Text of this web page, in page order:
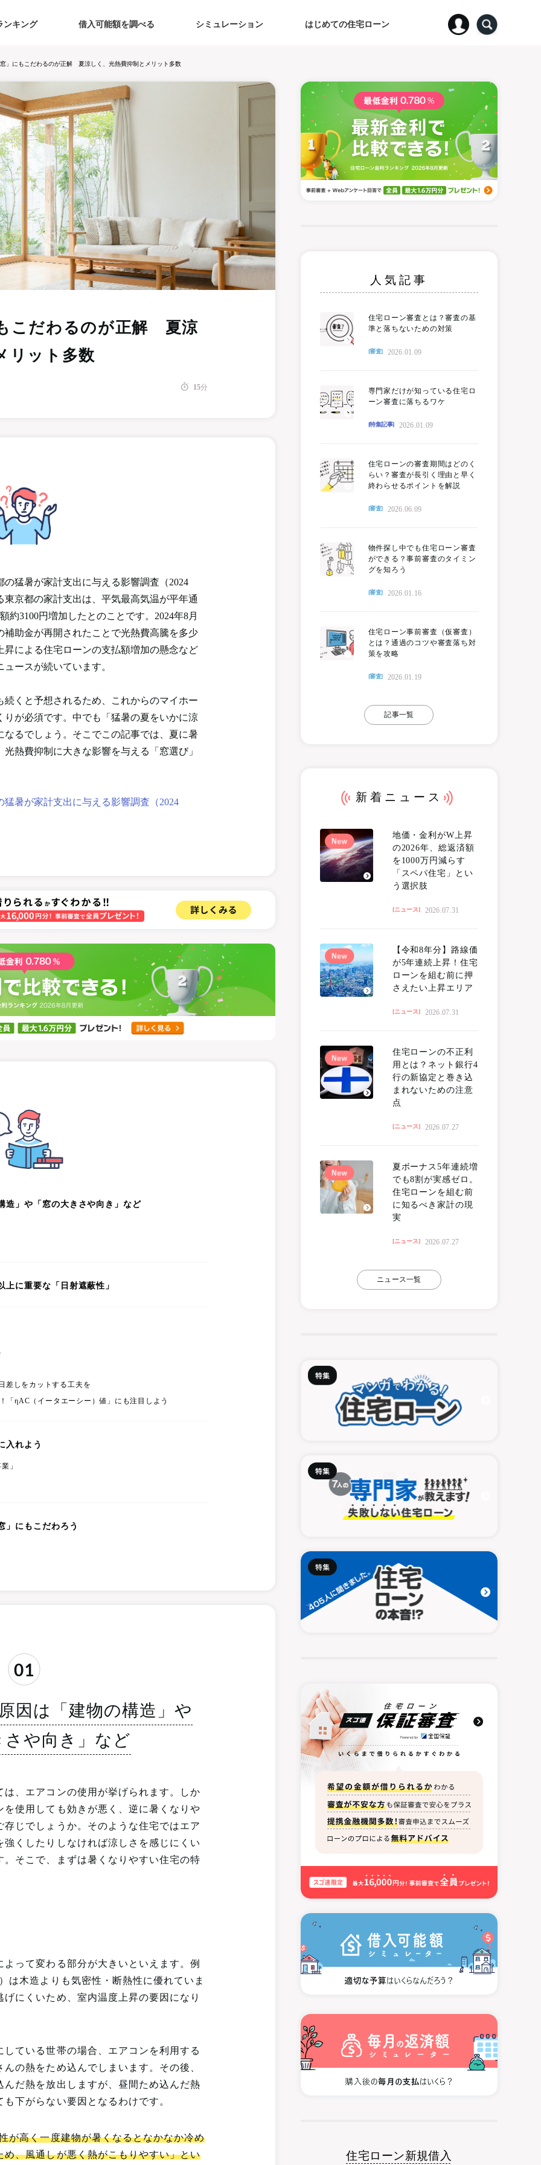
ンキング 借入可能額を調べる シミュレーション はじめての住宅ローン
」にもこだわるのが正解 夏涼しく、光熱費抑制とメリット多数
こだわるのが正解 夏涼
リット多数
15分
猛暑が家計支出に与える影響調査（2024
京都の家計支出は、平気最高気温が平年通
約3100円増加したとのことです。2024年8月
助金が再開されたことで光熱費高騰を多少
による住宅ローンの支払額増加の懸念など
ースが続いています。
くと予想されるため、これからのマイホー
が必須です。中でも「猛暑の夏をいかに涼
るでしょう。そこでこの記事では、夏に暑
熱費抑制に大きな影響を与える「窓選び」
暑が家計支出に与える影響調査（2024
造」や「窓の大きさや向き」など
に重要な「日射遮蔽性」
差しをカットする工夫を
「ηAC（イータエーシー）値」にも注目しよう
入れよう
」
」にもこだわろう
01
因は「建物の構造」や
さや向き」など
、エアコンの使用が挙げられます。しか
使用しても効きが悪く、逆に暑くなりや
じでしょうか。そのような住宅ではエア
くしたりしなければ涼しさを感じにくい
そこで、まずは暑くなりやすい住宅の特
って変わる部分が大きいといえます。例
は木造よりも気密性・断熱性に優れていま
にくいため、室内温度上昇の要因になり
ている世帯の場合、エアコンを利用する
の熱をため込んでしまいます。その後、
だ熱を放出しますが、昼間ため込んだ熱
下がらない要因となるわけです。
が高く一度建物が暑くなるとなかなか冷め
、風通しが悪く熱がこもりやすい」とい
人気記事
住宅ローン審査とは？審査の基
準と落ちないための対策
[審査] 2026.01.09
専門家だけが知っている住宅ロ
ーン審査に落ちるワケ
[特集記事] 2026.01.09
住宅ローンの審査期間はどのく
らい？審査が長引く理由と早く
終わらせるポイントを解説
[審査] 2026.06.09
物件探し中でも住宅ローン審査
ができる？事前審査のタイミン
グを知ろう
[審査] 2026.01.16
住宅ローン事前審査（仮審査）
とは？通過のコツや審査落ち対
策を攻略
[審査] 2026.01.19
記事一覧
新着ニュース
地価・金利がW上昇
の2026年、総返済額
を1000万円減らす
「スペパ住宅」とい
う選択肢
[ニュース] 2026.07.31
【令和8年分】路線価
が5年連続上昇！住宅
ローンを組む前に押
さえたい上昇エリア
[ニュース] 2026.07.31
住宅ローンの不正利
用とは？ネット銀行4
行の新協定と巻き込
まれないための注意
点
[ニュース] 2026.07.27
夏ボーナス5年連続増
でも8割が実感ゼロ。
住宅ローンを組む前
に知るべき家計の現
実
[ニュース] 2026.07.27
ニュース一覧
住宅ローン新規借入